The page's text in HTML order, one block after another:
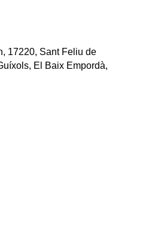
17220, Sant Feliu de
El Baix Empordà,